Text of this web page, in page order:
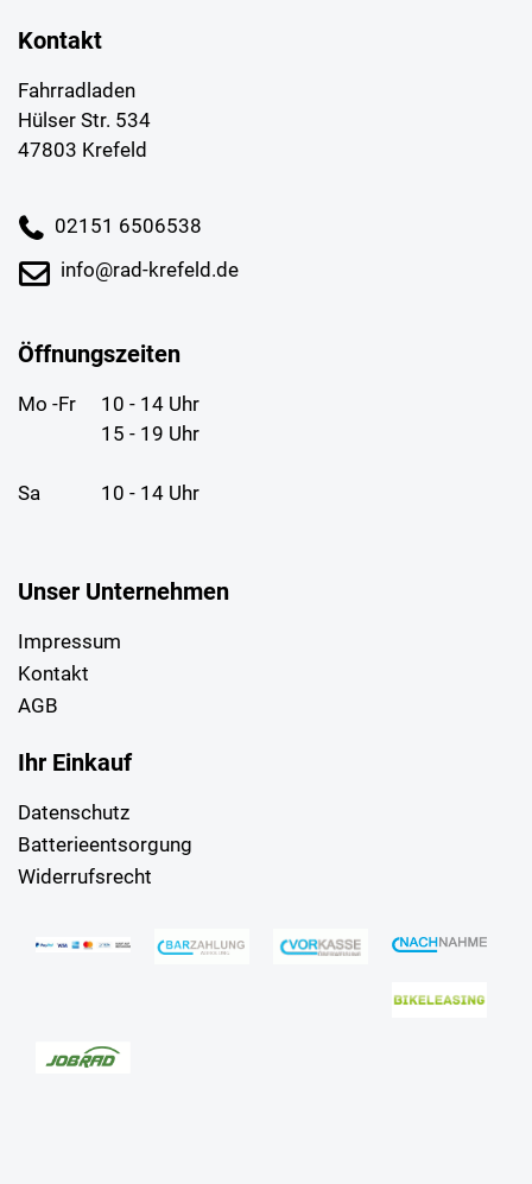
Kontakt
Fahrradladen
Hülser Str. 534
47803 Krefeld
02151 6506538
info@rad-krefeld.de
Öffnungszeiten
Mo -Fr
10 - 14 Uhr
15 - 19 Uhr
Sa 10 - 14 Uhr
Unser Unternehmen
Impressum
Kontakt
AGB
Ihr Einkauf
Datenschutz
Batterieentsorgung
Widerrufsrecht